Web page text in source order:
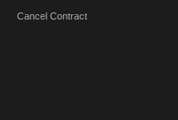
Cancel Contract